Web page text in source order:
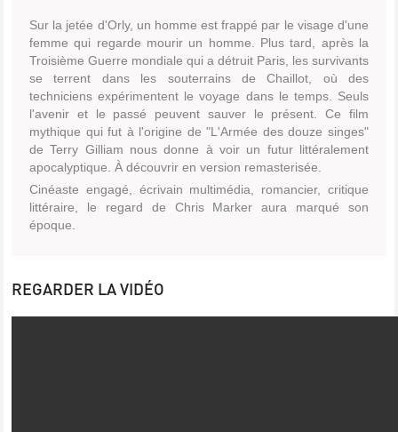
Sur la jetée d'Orly, un homme est frappé par le visage d'une
femme qui regarde mourir un homme. Plus tard, après la
Troisième Guerre mondiale qui a détruit Paris, les survivants
se terrent dans les souterrains de Chaillot, où des
techniciens expérimentent le voyage dans le temps. Seuls
l'avenir et le passé peuvent sauver le présent. Ce film
mythique qui fut à l'origine de "L'Armée des douze singes"
de Terry Gilliam nous donne à voir un futur littéralement
apocalyptique. À découvrir en version remasterisée.
Cinéaste engagé, écrivain multimédia, romancier, critique
littéraire, le regard de Chris Marker aura marqué son
époque.
REGARDER LA VIDÉO